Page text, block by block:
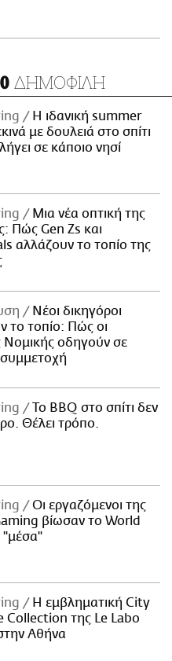
ΔΗΜΟΦΙΛΗ
Η ιδανική summer
με δουλειά στο σπίτι
σε κάποιο νησί
Μια νέα οπτική της
Πώς Gen Zs και
αλλάζουν το τοπίο της
Νέοι δικηγόροι
το τοπίο: Πώς οι
Νομικής οδηγούν σε
Το BBQ στο σπίτι δεν
Θέλει τρόπο.
Οι εργαζόμενοι της
βίωσαν το World
"μέσα"
Η εμβληματική City
Collection της Le Labo
Αθήνα